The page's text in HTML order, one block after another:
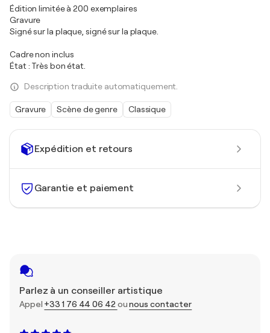
Expédition et retours
Garantie et paiement
Parlez à un conseiller artistique
Appel +33 1 76 44 06 42ounous contacter
Édition limitée à 200 exemplaires
Gravure
Signé sur la plaque, signé sur la plaque.
Cadre non inclus
État : Très bon état.
Description traduite automatiquement.
Gravure Scène de genre Classique